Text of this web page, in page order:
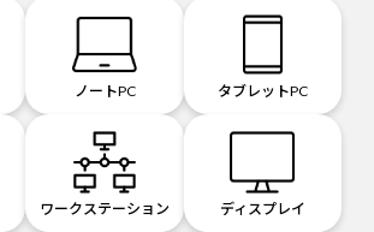
ノートPC タブレットPC
ワークステーション ディスプレイ